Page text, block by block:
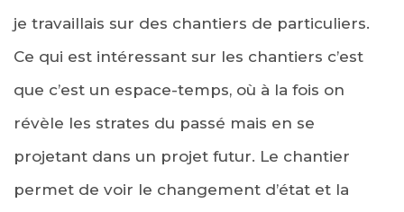
je travaillais sur des chantiers de particuliers.
Ce qui est intéressant sur les chantiers c’est
que c’est un espace-temps, où à la fois on
révèle les strates du passé mais en se
projetant dans un projet futur. Le chantier
permet de voir le changement d’état et la